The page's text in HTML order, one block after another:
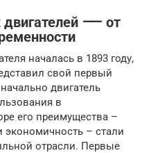
двигателей ⸺ от
началась в 1893 году,
свой первый
двигатель
в
его преимущества –
– стали
отрасли. Первые